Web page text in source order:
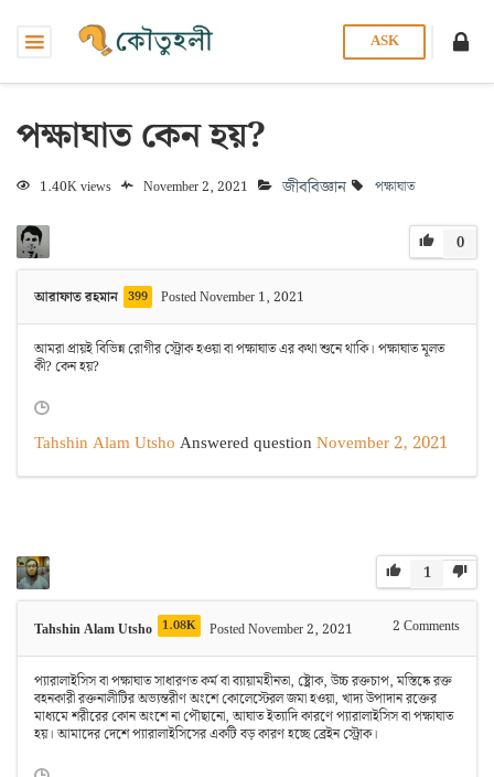
ASK
পক্ষাঘাত কেন হয়?
1.40K views November 2, 2021 জীববিজ্ঞান পক্ষাঘাত
আরাফাত রহমান 399 Posted November 1, 2021
0
আমরা প্রায়ই বিভিন্ন রোগীর স্ট্রোক হওয়া বা পক্ষাঘাত এর কথা শুনে থাকি। পক্ষাঘাত মূলত
কী? কেন হয়?
Tahshin Alam Utsho Answered question November 2, 2021
1
Tahshin Alam Utsho 1.08K Posted November 2, 2021 2 Comments
প্যারালাইসিস বা পক্ষাঘাত সাধারণত কর্ম বা ব্যায়ামহীনতা, ষ্ট্রোক, উচ্চ রক্তচাপ, মস্তিষ্কে রক্ত ​​
বহনকারী রক্তনালীটির অভ্যন্তরীণ অংশে কোলেস্টেরল জমা হওয়া, খাদ্য উপাদান রক্তের
মাধ্যমে শরীরের কোন অংশে না পৌছানো, আঘাত ইত্যাদি কারণে প্যারালাইসিস বা পক্ষাঘাত
হয়। আমাদের দেশে প্যারালাইসিসের একটি বড় কারণ হচ্ছে ব্রেইন স্ট্রোক।